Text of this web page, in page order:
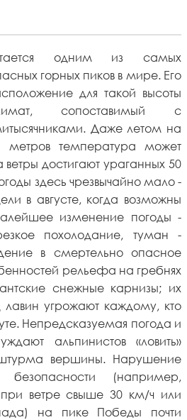
одним из самых
горных пиков в мире. Его
для такой высоты
сопоставимый с
Даже летом на
метров температура может
ветры достигают ураганных 50
здесь чрезвычайно мало -
в августе, когда возможны
изменение погоды -
похолодание, туман -
в смертельно опасное
рельефа на гребнях
снежные карнизы; их
угрожают каждому, кто
Непредсказуемая погода и
альпинистов «ловить»
вершины. Нарушение
безопасности (например,
ветре свыше 30 км/ч или
на пике Победы почти